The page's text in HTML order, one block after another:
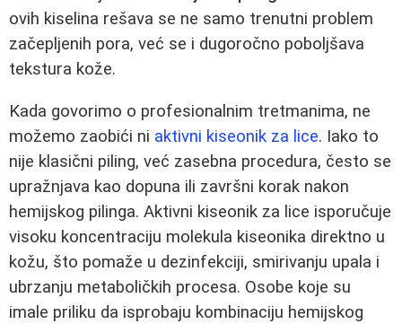
ovih kiselina rešava se ne samo trenutni problem
začepljenih pora, već se i dugoročno poboljšava
tekstura kože.
Kada govorimo o profesionalnim tretmanima, ne
možemo zaobići ni aktivni kiseonik za lice. Iako to
nije klasični piling, već zasebna procedura, često se
upražnjava kao dopuna ili završni korak nakon
hemijskog pilinga. Aktivni kiseonik za lice isporučuje
visoku koncentraciju molekula kiseonika direktno u
kožu, što pomaže u dezinfekciji, smirivanju upala i
ubrzanju metaboličkih procesa. Osobe koje su
imale priliku da isprobaju kombinaciju hemijskog